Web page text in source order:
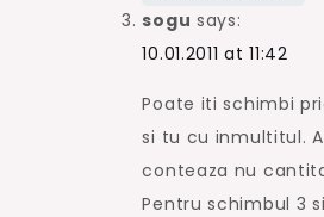
sogu says:
10.01.2011 at 11:42
Poate iti schimbi
si tu cu inmultitul.
conteaza nu
Pentru schimbul 3